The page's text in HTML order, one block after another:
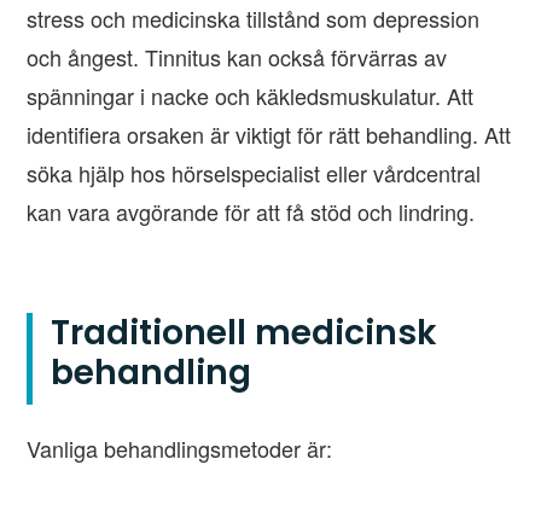
stress och medicinska tillstånd som depression
och ångest. Tinnitus kan också förvärras av
spänningar i nacke och käkledsmuskulatur. Att
identifiera orsaken är viktigt för rätt behandling. Att
söka hjälp hos hörselspecialist eller vårdcentral
kan vara avgörande för att få stöd och lindring.
Traditionell medicinsk
behandling
Vanliga behandlingsmetoder är: